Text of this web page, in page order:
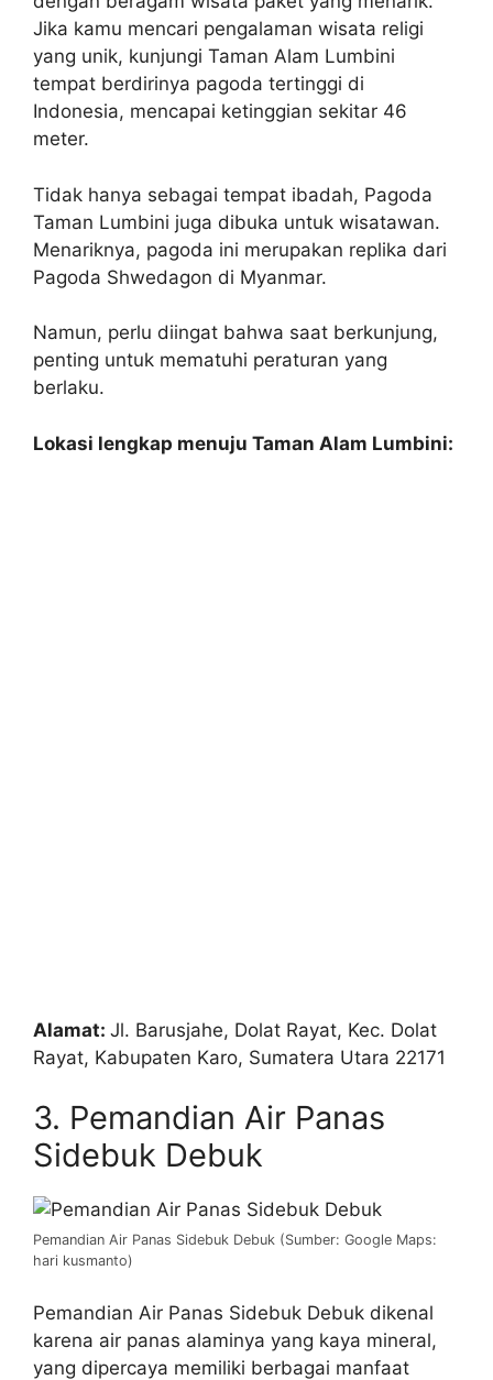
Jika kamu mencari pengalaman wisata religi
yang unik, kunjungi Taman Alam Lumbini
tempat berdirinya pagoda tertinggi di
Indonesia, mencapai ketinggian sekitar 46
meter.
Tidak hanya sebagai tempat ibadah, Pagoda
Taman Lumbini juga dibuka untuk wisatawan.
Menariknya, pagoda ini merupakan replika dari
Pagoda Shwedagon di Myanmar.
Namun, perlu diingat bahwa saat berkunjung,
penting untuk mematuhi peraturan yang
berlaku.
Lokasi lengkap menuju Taman Alam Lumbini:
Alamat: Jl. Barusjahe, Dolat Rayat, Kec. Dolat
Rayat, Kabupaten Karo, Sumatera Utara 22171
3. Pemandian Air Panas
Sidebuk Debuk
Pemandian Air Panas Sidebuk Debuk (Sumber: Google Maps:
hari kusmanto)
Pemandian Air Panas Sidebuk Debuk dikenal
karena air panas alaminya yang kaya mineral,
yang dipercaya memiliki berbagai manfaat